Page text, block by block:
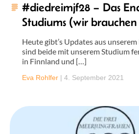
#diedreimjf28 – Das
Studiums (wir
Heute gibt’s Updates aus
sind beide mit unserem Studium
in Finnland und […]
Eva Rohlfer | 4. September 2021